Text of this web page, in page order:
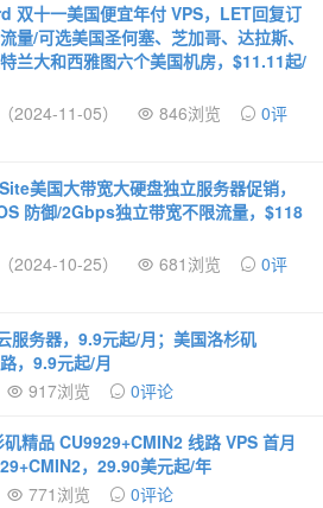
双十一美国便宜年付 VPS，LET回复订
量/可选美国圣何塞、芝加哥、达拉斯、
兰大和西雅图六个美国机房，$11.11起/
2024-11-05）
846浏览
0评
美国大带宽大硬盘独立服务器促销，
防御/2Gbps独立带宽不限流量，$118
2024-10-25）
681浏览
0评
服务器，9.9元起/月；美国洛杉矶
，9.9元起/月
917浏览 0评论
精品 CU9929+CMIN2 线路 VPS 首月
，29.90美元起/年
771浏览 0评论